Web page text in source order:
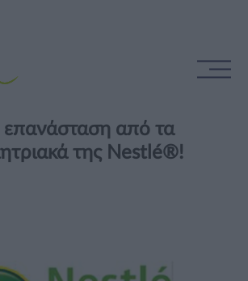
επανάσταση από τα
της Nestlé®!